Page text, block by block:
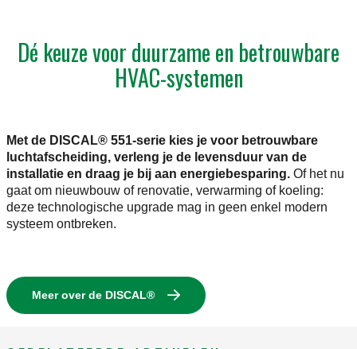
Dé keuze voor duurzame en betrouwbare
HVAC-systemen
Met de DISCAL® 551-serie kies je voor betrouwbare
luchtafscheiding, verleng je de levensduur van de
installatie en draag je bij aan energiebesparing. Of het nu
gaat om nieuwbouw of renovatie, verwarming of koeling:
deze technologische upgrade mag in geen enkel modern
systeem ontbreken.
Meer over de DISCAL®